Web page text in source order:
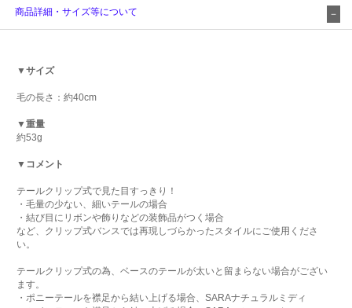
商品詳細・サイズ等について
▼サイズ
毛の長さ：約40cm
▼重量
約53g
▼コメント
テールクリップ式で見た目すっきり！
・毛量の少ない、細いテールの場合
・結び目にリボンや飾りなどの装飾品がつく場合
など、クリップ式バンスでは再現しづらかったスタイルにご使用くださ
い。
テールクリップ式の為、ベースのテールが太いと留まらない場合がござい
ます。
・ポニーテールを襟足から結い上げる場合、SARAナチュラルミディ